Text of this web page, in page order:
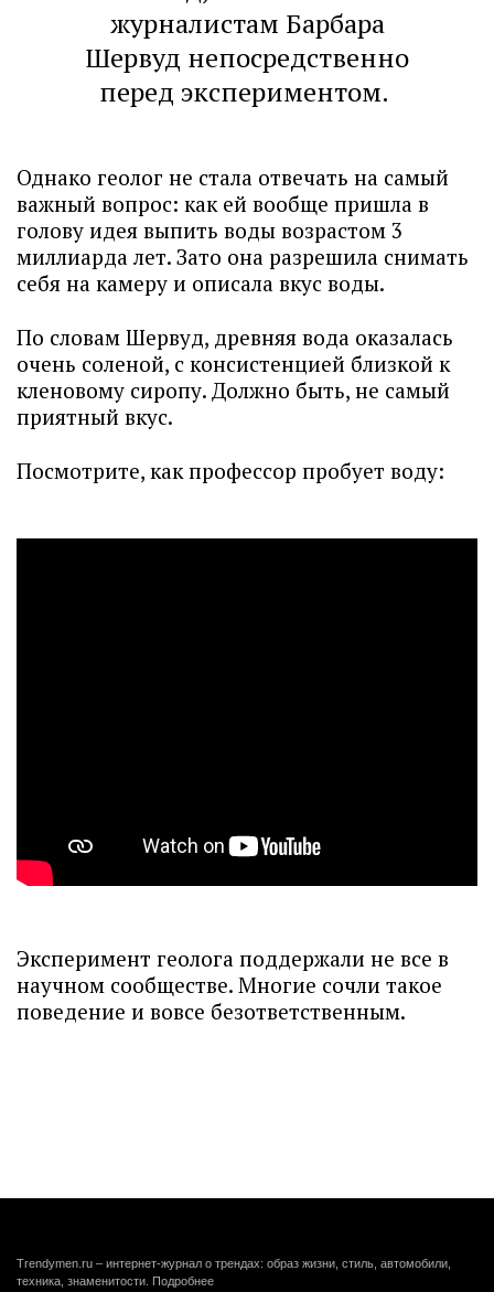
журналистам Барбара
Шервуд непосредственно
перед экспериментом.
Однако геолог не стала отвечать на самый
важный вопрос: как ей вообще пришла в
голову идея выпить воды возрастом 3
миллиарда лет. Зато она разрешила снимать
себя на камеру и описала вкус воды.
По словам Шервуд, древняя вода оказалась
очень соленой, с консистенцией близкой к
кленовому сиропу. Должно быть, не самый
приятный вкус.
Посмотрите, как профессор пробует воду:
Эксперимент геолога поддержали не все в
научном сообществе. Многие сочли такое
поведение и вовсе безответственным.
Trendymen.ru – интернет-журнал о трендах: образ жизни, стиль, автомобили,
техника, знаменитости. Подробнее